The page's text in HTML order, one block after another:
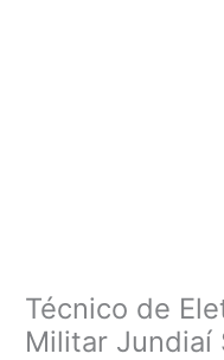
Técnico de
Militar Jundiaí